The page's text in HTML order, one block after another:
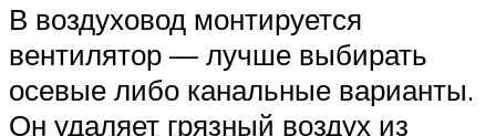
В воздуховод монтируется
вентилятор — лучше выбирать
осевые либо канальные варианты.
Он удаляет грязный воздух из